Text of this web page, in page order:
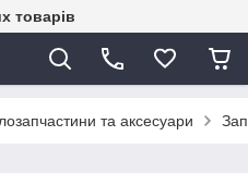
товарів
та аксесуари